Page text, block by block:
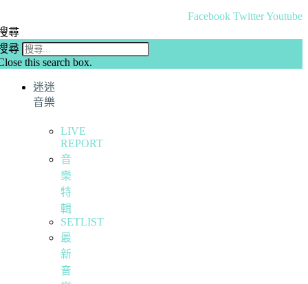
Facebook TwitterYoutube
尋
尋
this search box.
迷迷
音樂
LIVE
REPORT
音
樂
特
輯
SETLIST
最
新
音